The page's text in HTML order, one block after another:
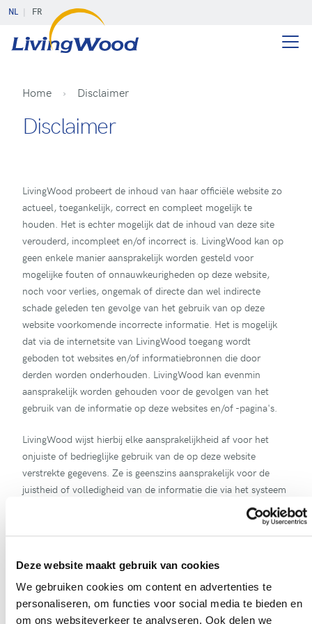
Deze website maakt gebruik van cookies
We gebruiken cookies om content en advertenties te
personaliseren, om functies voor social media te bieden en
om ons websiteverkeer te analyseren. Ook delen we
NL FR
Home Disclaimer
Disclaimer
LivingWood probeert de inhoud van haar officiële website zo
actueel, toegankelijk, correct en compleet mogelijk te
houden. Het is echter mogelijk dat de inhoud van deze site
verouderd, incompleet en/of incorrect is. LivingWood kan op
geen enkele manier aansprakelijk worden gesteld voor
mogelijke fouten of onnauwkeurigheden op deze website,
noch voor verlies, ongemak of directe dan wel indirecte
schade geleden ten gevolge van het gebruik van op deze
website voorkomende incorrecte informatie. Het is mogelijk
dat via de internetsite van LivingWood toegang wordt
geboden tot websites en/of informatiebronnen die door
derden worden onderhouden. LivingWood kan evenmin
aansprakelijk worden gehouden voor de gevolgen van het
gebruik van de informatie op deze websites en/of -pagina's.
LivingWood wijst hierbij elke aansprakelijkheid af voor het
onjuiste of bedrieglijke gebruik van de op deze website
verstrekte gegevens. Ze is geenszins aansprakelijk voor de
juistheid of volledigheid van de informatie die via het systeem
werd gevonden of uitgewisseld. Alle vermelde prijzen zijn
website wordt gebruikt op eigen risico.
Het opnemen van links naar één of meerdere andere websites,
met inbegrip van links vervat in die websites wijst niet